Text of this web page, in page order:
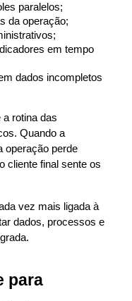
paralelos;
da operação;
em tempo
dados incompletos
rotina das
Quando a
operação perde
cliente final sente os
vez mais ligada à
dados, processos e
para